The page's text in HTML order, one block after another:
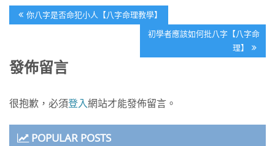
文
章
覽
Previous
Post:
你八字是否命犯小人【八字命理教學】
Next
初學者應該如何批八字【八字命
理】
發佈留言
很抱歉，必須登入網站才能發佈留言。
POPULAR POSTS